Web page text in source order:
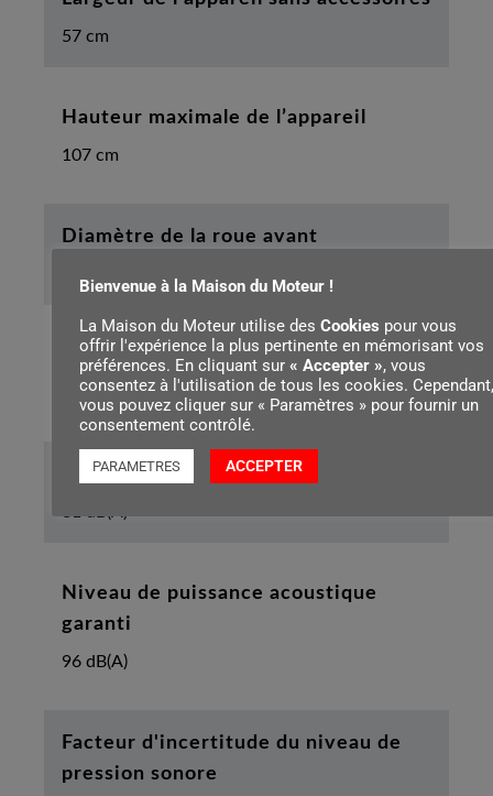
57 cm
Hauteur maximale de l’appareil
107 cm
Diamètre de la roue avant
Diamètre de la roue arrière
200 mm
Niveau de pression sonore mesuré
Niveau de puissance acoustique
garanti
96 dB(A)
Facteur d'incertitude du niveau de
pression sonore
Bienvenue à la Maison du Moteur !
La Maison du Moteur utilise des Cookies pour vous
offrir l'expérience la plus pertinente en mémorisant vos
préférences. En cliquant sur « Accepter », vous
consentez à l'utilisation de tous les cookies. Cependant,
vous pouvez cliquer sur « Paramètres » pour fournir un
consentement contrôlé.
PARAMETRES ACCEPTER